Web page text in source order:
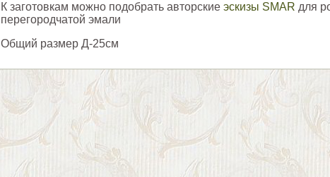
К заготовкам можно подобрать авторские эскизы SMAR для
перегородчатой эмали
Общий размер Д-25см